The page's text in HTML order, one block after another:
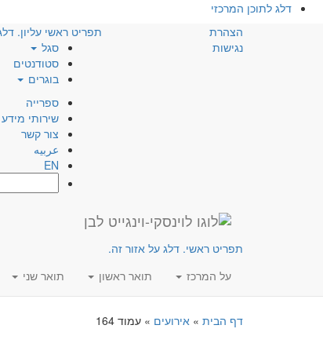
דלג לתוכן המרכזי
הצהרת
נגישות
תפריט ראשי עליון.
סגל
סטודנטים
בוגרים
ספרייה
שירותי
צור קשר
عربيه
EN
תפריט ראשי. דלג על אזור זה.
על המרכז
תואר ראשון תואר שני
דף הבית » אירועים » עמוד 164